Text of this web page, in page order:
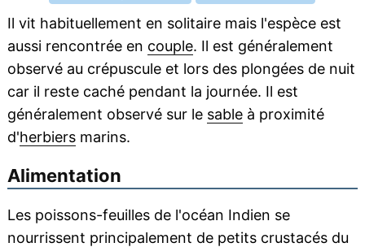
Il vit habituellement en solitaire mais l'espèce est
aussi rencontrée en couple. Il est généralement
observé au crépuscule et lors des plongées de nuit
car il reste caché pendant la journée. Il est
généralement observé sur le sableà proximité
d'herbiersmarins.
Alimentation
Les poissons-feuilles de l'océan Indien se
nourrissent principalement de petits crustacés du